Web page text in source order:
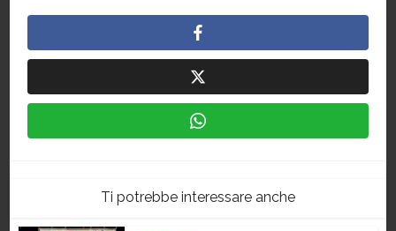
Ti potrebbe interessare anche